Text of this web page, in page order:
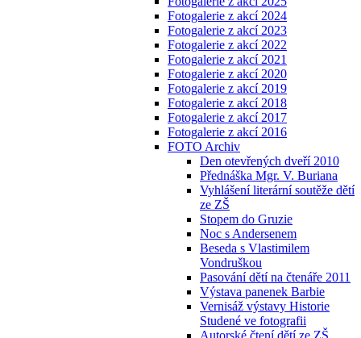
Fotogalerie z akcí 2024
Fotogalerie z akcí 2023
Fotogalerie z akcí 2022
Fotogalerie z akcí 2021
Fotogalerie z akcí 2020
Fotogalerie z akcí 2019
Fotogalerie z akcí 2018
Fotogalerie z akcí 2017
Fotogalerie z akcí 2016
FOTO Archiv
Den otevřených dveří 2010
Přednáška Mgr. V. Buriana
Vyhlášení literární soutěže dětí
ze ZŠ
Stopem do Gruzie
Noc s Andersenem
Beseda s Vlastimilem
Vondruškou
Pasování dětí na čtenáře 2011
Výstava panenek Barbie
Vernisáž výstavy Historie
Studené ve fotografii
Autorské čtení dětí ze ZŠ